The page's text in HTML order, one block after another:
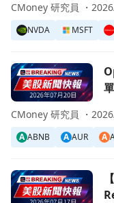
NVDA MSFT
CMoney 研究員 ・
前往Oppenheimer
A ABNB A AUR A
CMoney 研究員 ・
前往【21:30 即時新